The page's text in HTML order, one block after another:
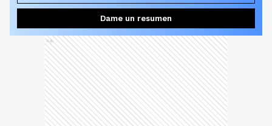
Dame un resumen
Ads